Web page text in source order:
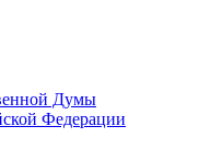
Думы
Федерации